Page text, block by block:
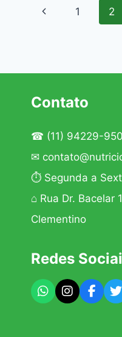
Navegação
Página
1 2
Contato
☎ (11) 94229-
✉
⏱ Segunda a
⌂ Rua Dr. Bacelar
Clementino
Redes